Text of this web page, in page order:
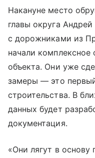
Накануне место
главы округа
с дорожниками из
начали комплексное
объекта. Они уже
замеры — это
строительства. В
данных будет
документация.
«Они лягут в основу